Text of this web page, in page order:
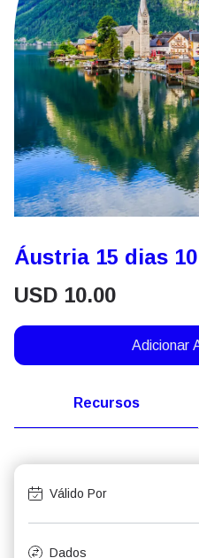
Áustria 15 dias
USD 10.00
Adicionar
Recursos
Válido Por
Dados